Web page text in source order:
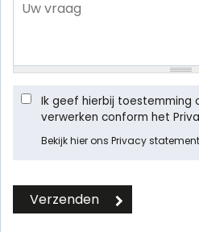
Ik geef hierbij toestemming
verwerken conform het
Bekijk hier ons Privacy statement